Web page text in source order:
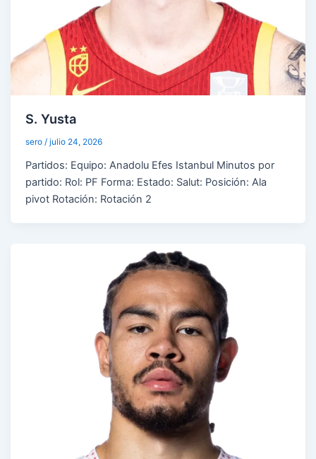
S. Yusta
sero/julio 24, 2026
Partidos: Equipo: Anadolu Efes Istanbul Minutos por
partido: Rol: PF Forma: Estado: Salut: Posición: Ala
pivot Rotación: Rotación 2